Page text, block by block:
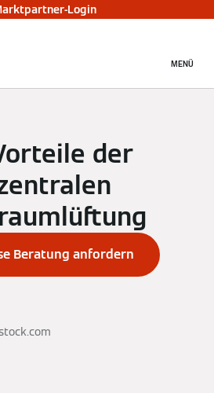
Login
MENÜ
der
Beratung anfordern